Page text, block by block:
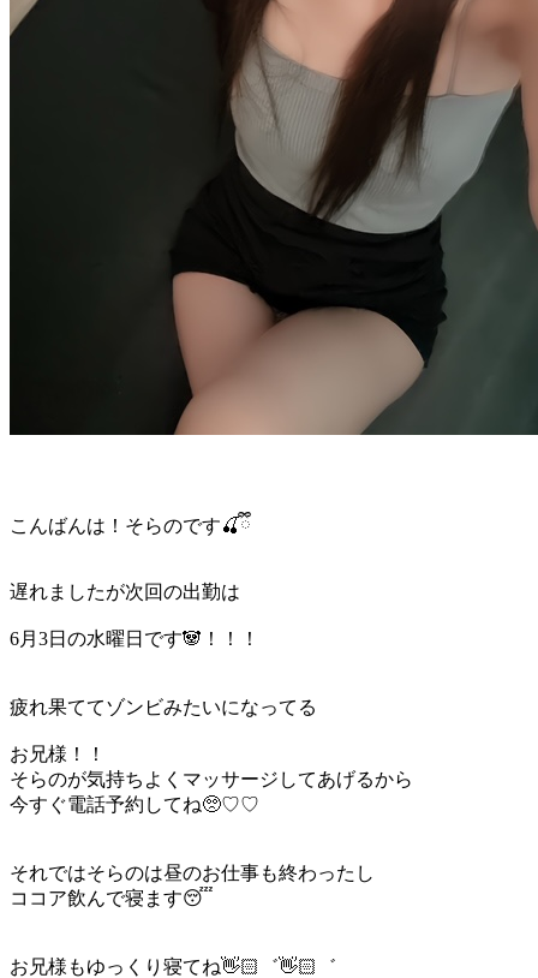
こんばんは！そらのです🍒ྀི
遅れましたが次回の出勤は
6月3日の水曜日です🐼！！！
疲れ果ててゾンビみたいになってる
お兄様！！
そらのが気持ちよくマッサージしてあげるから
今すぐ電話予約してね🥺♡♡
それではそらのは昼のお仕事も終わったし
ココア飲んで寝ます😴
お兄様もゆっくり寝てね👋🏻゛👋🏻゛